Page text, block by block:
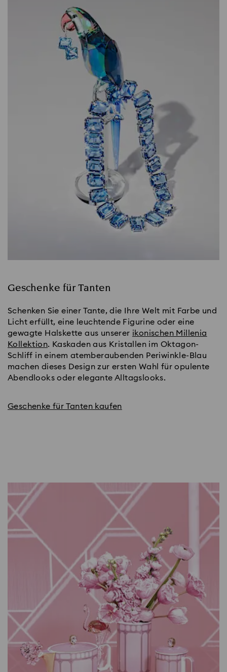
Geschenke für Tanten
Schenken Sie einer Tante, die Ihre Welt mit Farbe und
Licht erfüllt, eine leuchtende Figurine oder eine
gewagte Halskette aus unserer ikonischen Millenia
Kollektion. Kaskaden aus Kristallen im Oktagon-
Schliff in einem atemberaubenden Periwinkle-Blau
machen dieses Design zur ersten Wahl für opulente
Abendlooks oder elegante Alltagslooks.
Geschenke für Tanten kaufen